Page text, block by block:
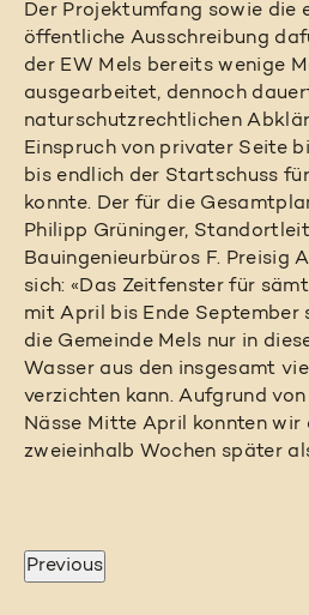
Der Projektumfang sowie die
öffentliche Ausschreibung
der EW Mels bereits wenige
ausgearbeitet, dennoch
naturschutzrechtlichen
Einspruch von privater Seite
bis endlich der Startschuss
konnte. Der für die
Philipp Grüninger,
Bauingenieurbüros F. Preisig
sich: «Das Zeitfenster für
mit April bis Ende September
die Gemeinde Mels nur in
Wasser aus den insgesamt
verzichten kann. Aufgrund von
Nässe Mitte April konnten wir
zweieinhalb Wochen später
Previous